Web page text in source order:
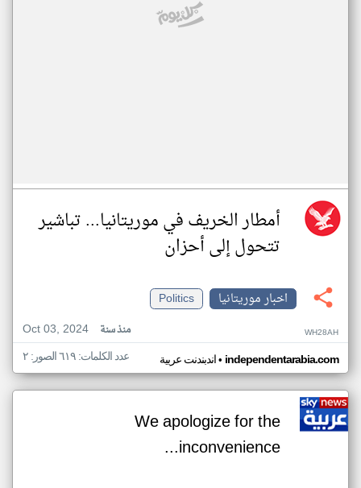
أمطار الخريف في موريتانيا... تباشير
تتحول إلى أحزان
اخبار موريتانيا
Politics
Oct 03, 2024
منذ سنة WH28AH
اندبندنت عربية• independentarabia.com عدد الكلمات: ٦١٩ الصور: ٢
We apologize for the
inconvenience...